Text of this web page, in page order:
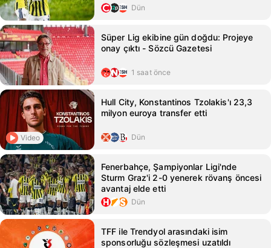
Dün
Süper Lig ekibine gün doğdu: Projeye
onay çıktı - Sözcü Gazetesi
1 saat önce
Video
Hull City, Konstantinos Tzolakis'ı 23,3
milyon euroya transfer etti
Dün
Fenerbahçe, Şampiyonlar Ligi'nde
Sturm Graz'i 2-0 yenerek rövanş öncesi
avantaj elde etti
Dün
TFF ile Trendyol arasındaki isim
sponsorluğu sözleşmesi uzatıldı